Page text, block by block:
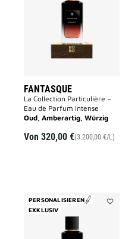
FANTASQUE
La Collection Particulière –
Eau de Parfum Intense
Oud, Amberartig, Würzig
Von 320,00 €(3.200,00 €/L)
PERSONALISIEREN
EXKLUSIV